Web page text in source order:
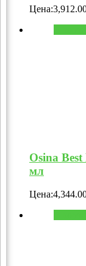
Цена:
Osina
мл
Цена: